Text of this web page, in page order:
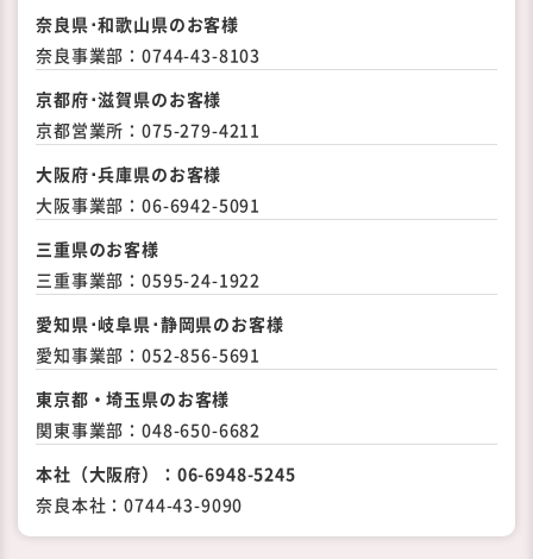
奈良県･和歌山県のお客様
奈良事業部：0744-43-8103
京都府･滋賀県のお客様
京都営業所：075-279-4211
大阪府･兵庫県のお客様
大阪事業部：06-6942-5091
三重県のお客様
三重事業部：0595-24-1922
愛知県･岐阜県･静岡県のお客様
愛知事業部：052-856-5691
東京都・埼玉県のお客様
関東事業部：048-650-6682
本社（大阪府）： 06-6948-5245
奈良本社：0744-43-9090